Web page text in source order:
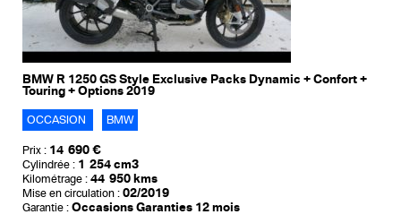
BMW R 1250 GS Style Exclusive Packs Dynamic + Confort +
Touring + Options 2019
OCCASION BMW
Prix : 14 690 €
Cylindrée : 1 254 cm3
Kilométrage : 44 950 kms
Mise en circulation : 02/2019
Garantie : Occasions Garanties 12 mois